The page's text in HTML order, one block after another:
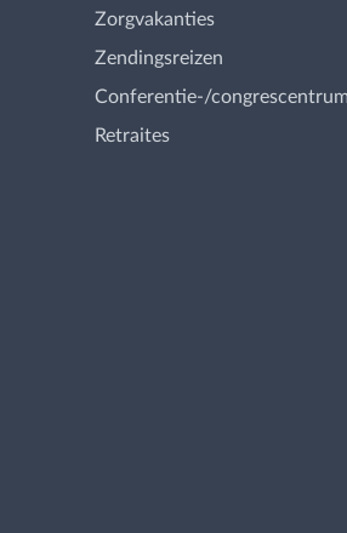
Zorgvakanties
Zendingsreizen
Conferentie-/
Retraites